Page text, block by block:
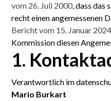
vom 26. Juli 2000, dass das
recht einen angemessenen
Bericht vom 15. Januar 2024
Kommission diesen
1.
Verantwortlich im
Mario Burkart